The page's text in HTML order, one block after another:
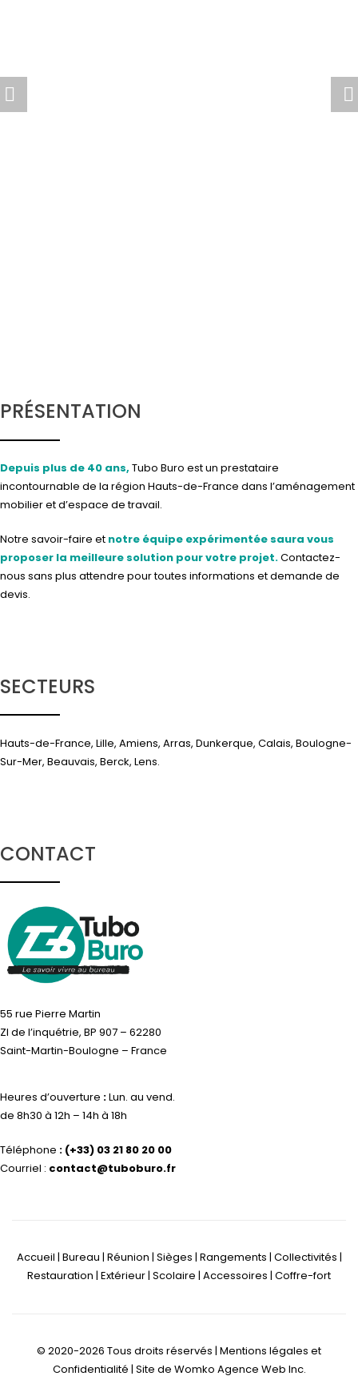
PRÉSENTATION
Depuis plus de 40 ans, Tubo Buro est un prestataire
incontournable de la région Hauts-de-France dans l’aménagement
mobilier et d’espace de travail.
Notre savoir-faire et notre équipe expérimentée saura vous
proposer la meilleure solution pour votre projet.Contactez-
nous sans plus attendre pour toutes informations et demande de
devis.
SECTEURS
Hauts-de-France, Lille, Amiens, Arras, Dunkerque, Calais, Boulogne-
Sur-Mer, Beauvais, Berck, Lens.
CONTACT
55 rue Pierre Martin
ZI de l’inquétrie, BP 907 – 62280
Saint-Martin-Boulogne – France
Heures d’ouverture :Lun. au vend.
de 8h30 à 12h – 14h à 18h
Téléphone : (+33) 03 21 80 20 00
Courriel : contact@tuboburo.fr
Accueil | Bureau | Réunion | Sièges | Rangements | Collectivités |
Restauration | Extérieur | Scolaire | Accessoires | Coffre-fort
© 2020-2026 Tous droits réservés | Mentions légales et
Confidentialité | Site de Womko Agence Web Inc.